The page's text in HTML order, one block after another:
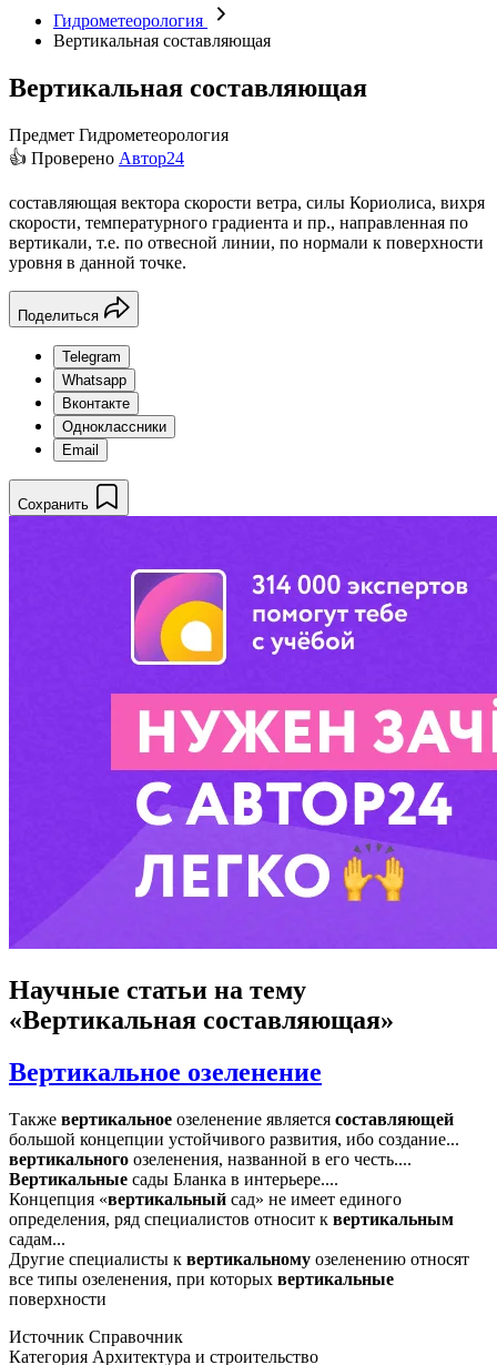
Гидрометеорология
Вертикальная составляющая
Вертикальная составляющая
Предмет Гидрометеорология
👍 Проверено Автор24
составляющая вектора скорости ветра, силы Кориолиса, вихря
скорости, температурного градиента и пр., направленная по
вертикали, т.е. по отвесной линии, по нормали к поверхности
уровня в данной точке.
Поделиться
Telegram
Whatsapp
Вконтакте
Одноклассники
Email
Сохранить
Научные статьи на тему
«Вертикальная составляющая»
Вертикальное озеленение
Также вертикальное озеленение является составляющей
большой концепции устойчивого развития, ибо создание...
вертикального озеленения, названной в его честь....
Вертикальные сады Бланка в интерьере....
Концепция «вертикальный сад» не имеет единого
определения, ряд специалистов относит к вертикальным
садам...
Другие специалисты к вертикальному озеленению относят
все типы озеленения, при которых вертикальные
поверхности
Источник Справочник
Категория Архитектура и строительство